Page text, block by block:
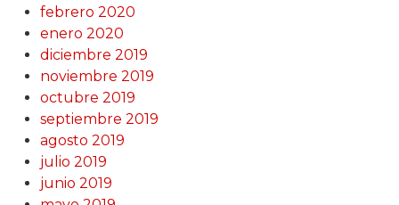
febrero 2020
enero 2020
diciembre 2019
noviembre 2019
octubre 2019
septiembre 2019
agosto 2019
julio 2019
junio 2019